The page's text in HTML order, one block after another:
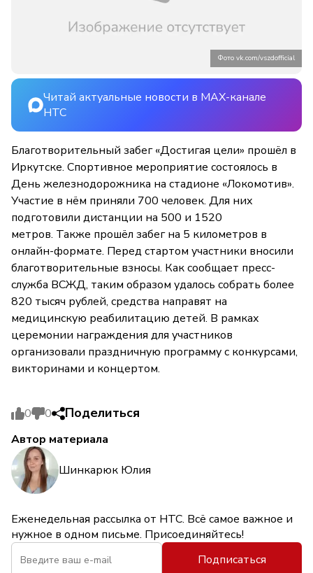
Фото vk.com/vszdofficial
Читай актуальные новости в MAX-канале
НТС
Благотворительный забег «Достигая цели» прошёл в
Иркутске. Спортивное мероприятие состоялось в
День железнодорожника на стадионе «Локомотив».
Участие в нём приняли 700 человек. Для них
подготовили дистанции на 500 и 1520
метров. Также прошёл забег на 5 километров в
онлайн-формате. Перед стартом участники вносили
благотворительные взносы. Как сообщает пресс-
служба ВСЖД, таким образом удалось собрать более
820 тысяч рублей, средства направят на
медицинскую реабилитацию детей. В рамках
церемонии награждения для участников
организовали праздничную программу с конкурсами,
викторинами и концертом.
0 0 Поделиться
Автор материала
Шинкарюк Юлия
Еженедельная рассылка от НТС. Всё самое важное и
нужное в одном письме. Присоединяйтесь!
Подписаться